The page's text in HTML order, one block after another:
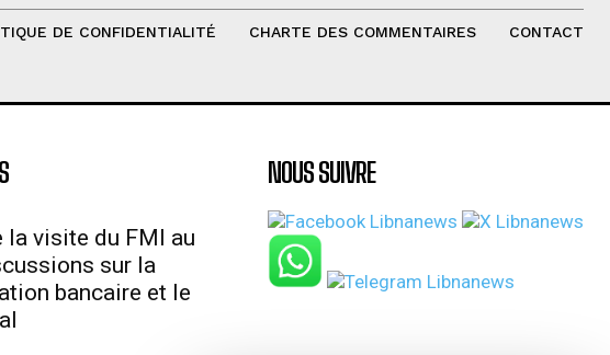
DE CONFIDENTIALITÉ CHARTE DES COMMENTAIRES CONTACT
la visite du FMI au
sur la
bancaire et le
NOUS SUIVRE